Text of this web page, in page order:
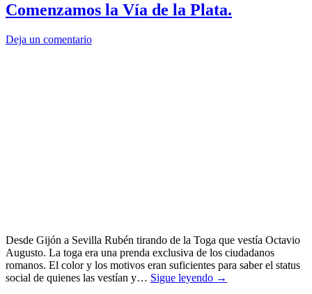
Comenzamos la Vía de la Plata.
Deja un comentario
Desde Gijón a Sevilla Rubén tirando de la Toga que vestía Octavio
Augusto. La toga era una prenda exclusiva de los ciudadanos
romanos. El color y los motivos eran suficientes para saber el status
social de quienes las vestían y… Sigue leyendo →